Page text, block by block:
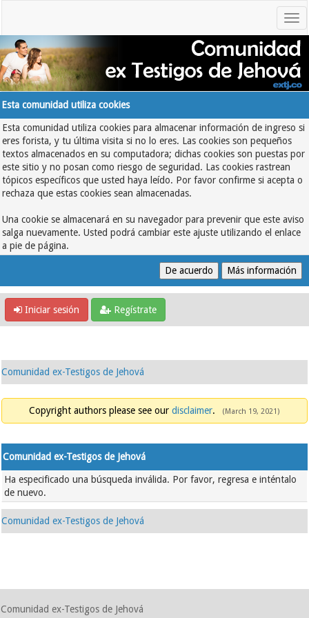
Esta comunidad utiliza cookies
Esta comunidad utiliza cookies para almacenar información de ingreso si
eres forista, y tu última visita si no lo eres. Las cookies son pequeños
textos almacenados en su computadora; dichas cookies son puestas por
este sitio y no posan como riesgo de seguridad. Las cookies rastrean
tópicos específicos que usted haya leído. Por favor confirme si acepta o
rechaza que estas cookies sean almacenadas.
Una cookie se almacenará en su navegador para prevenir que este aviso
salga nuevamente. Usted podrá cambiar este ajuste utilizando el enlace
a pie de página.
Iniciar sesión Regístrate
Comunidad ex-Testigos de Jehová
Copyright authors please see our disclaimer. (March 19, 2021)
Comunidad ex-Testigos de Jehová
Ha especificado una búsqueda inválida. Por favor, regresa e inténtalo
de nuevo.
Comunidad ex-Testigos de Jehová
Comunidad ex-Testigos de Jehová